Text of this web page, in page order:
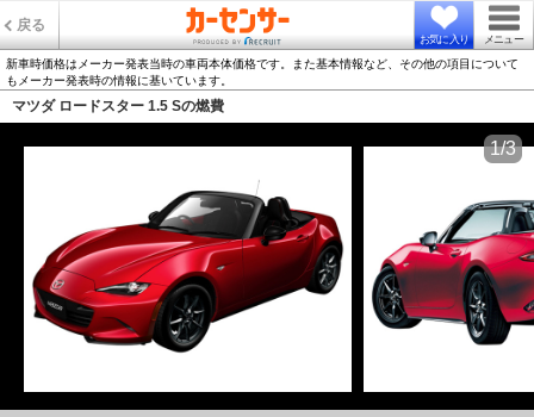
戻る
お気に入り メニュー
新車時価格はメーカー発表当時の車両本体価格です。また基本情報など、その他の項目について
もメーカー発表時の情報に基いています。
マツダ ロードスター 1.5 Sの燃費
1/3